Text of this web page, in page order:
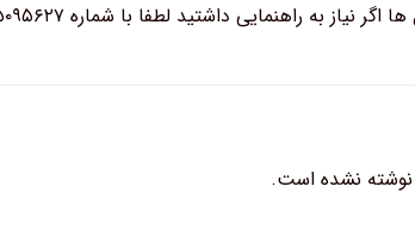
داشتید لطفا با شماره ۰۹۳۸۵۰۹۵۶۲۷ در ارتباط باشید.
نشده است.